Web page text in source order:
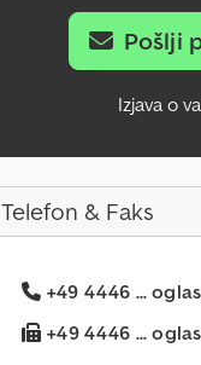
Pošlji
Izjava o
Telefon & Faks
+49 4446 ...
+49 4446 ...